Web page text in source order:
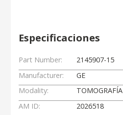
Especificaciones
Part Number:
2145907-15
Manufacturer:
GE
Modality:
TOMOGRAFÍA
AM ID:
2026518